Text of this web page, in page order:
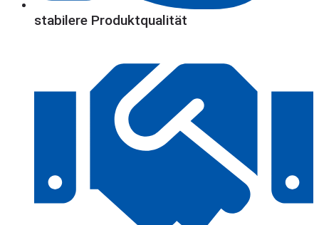
stabilere Produktqualität